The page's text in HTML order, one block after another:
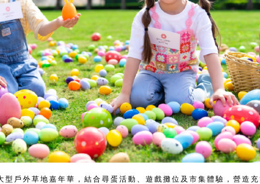
型戶外草地嘉年華，結合尋蛋活動、遊戲攤位及市集體驗，營造